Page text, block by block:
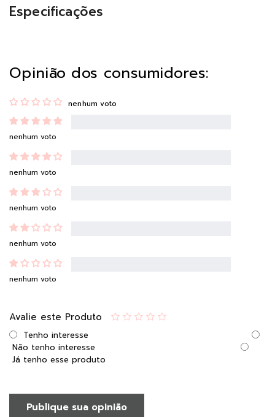
Especificações
Opinião dos consumidores:
nenhum voto
nenhum voto
nenhum voto
nenhum voto
nenhum voto
nenhum voto
Avalie este Produto
Tenho interesse
Não tenho interesse
Já tenho esse produto
Publique sua opinião